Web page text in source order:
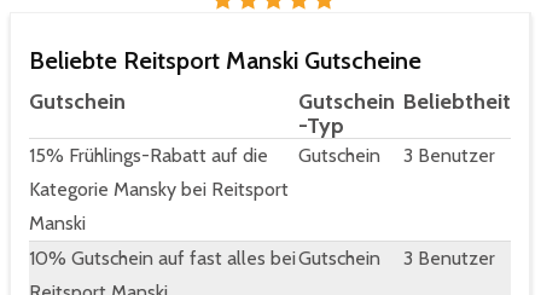
Beliebte Reitsport Manski Gutscheine
Gutschein
Gutschein
-Typ
Beliebtheit
15% Frühlings-Rabatt auf die
Kategorie Mansky bei Reitsport
Manski
Gutschein 3 Benutzer
10% Gutschein auf fast alles beiGutschein 3 Benutzer